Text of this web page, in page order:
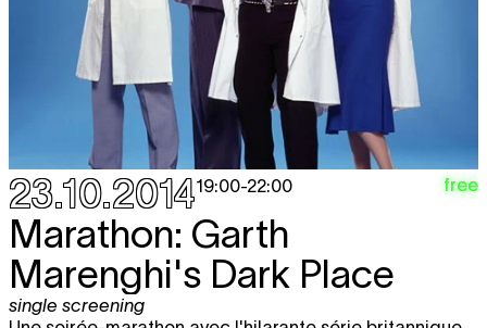
23.10.201419:00-22:00 free
Marathon: Garth
Marenghi's Dark Place
single screening